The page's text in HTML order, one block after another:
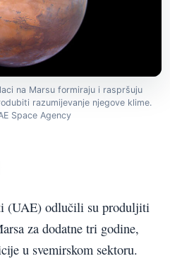
na Marsu formiraju i raspršuju
razumijevanje njegove klime.
Space Agency
(UAE) odlučili su produljiti
za dodatne tri godine,
u svemirskom sektoru.